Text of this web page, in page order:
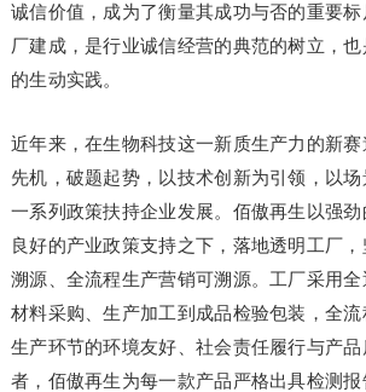
诚信价值，成为了衡量其成功与否的重要
厂建成，是行业诚信经营的典范的树立，
的生动实践。
近年来，在生物科技这一新质生产力的新
先机，破题起势，以技术创新为引领，以
一系列政策扶持企业发展。佰傲再生以强
良好的产业政策支持之下，落地透明工厂
溯源、全流程生产营销可溯源。工厂采用
材料采购、生产加工到成品检验包装，全
生产环节的环境友好、社会责任履行与产
者，佰傲再生为每一款产品严格出具检测